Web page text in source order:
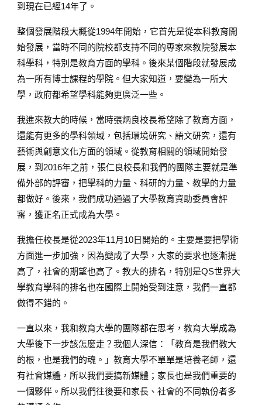
到現在已經14年了。
整個發展階段大概從1994年開始，它首先是從本科教育開
始發展，當時不同的院校都支持不同的專家來教院發展本
科學科，特別是教育方面的學科。後來某個階段就發展成
為一所有博士課程的學院。但大家知道，要變為一所大
學，政府都希望學科能夠更廣泛一些。
我進來教大的時候，當時張炳良校長希望除了教育方面，
還能有更多的學科領域，包括環境研究、語文研究，還有
藝術與創意文化方面的領域。從教育相關的領域開始發
展，到2016年之前，張仁良校長和我們的團隊主要就是準
備外部的評審，把學科的力量、科研的力量、教學的力量
都做好。後來，我們成功通過了大學教育資助委員會評
審，獲正名正式成為大學。
我擔任校長是從2023年11月10日開始的。主要是要把學術
方面進一步加強，因為變成了大學，大家的要求也逐漸提
高了，社會的期望也高了。教大的排名，特別是QS世界大
學教育學科的排名也在國際上開始受到注意，我們一直都
做得不錯的。
一直以來，我和教育大學的團隊都在思考，教育大學成為
大學後下一步該怎麼走？我個人深信：「教育是我們教大
的根，也是我們的魂。」教育大學不單單是培養老師，還
有社會媒體，所以我們要搞新媒體；家長也是我們重要的
一個夥伴。所以我們往後要和家長、社會的不同執份者多